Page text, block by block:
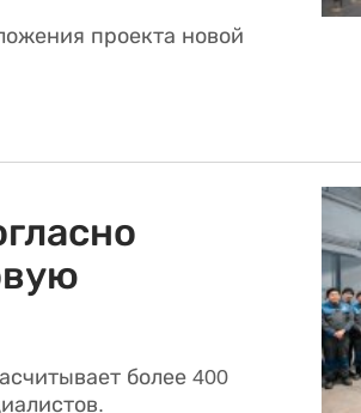
проекта новой
более 400